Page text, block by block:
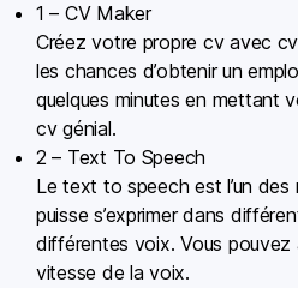
1 – CV Maker
Créez votre propre cv avec
les chances d’obtenir un
quelques minutes en mettant
cv génial.
2 – Text To Speech
Le text to speech est l’un des
puisse s’exprimer dans
différentes voix. Vous pouvez
vitesse de la voix.